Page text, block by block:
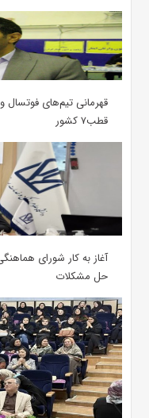
قهرمانی تیم‌های فوتسال
قطب۷ کشور
آغاز به کار شورای
حل مشکلات